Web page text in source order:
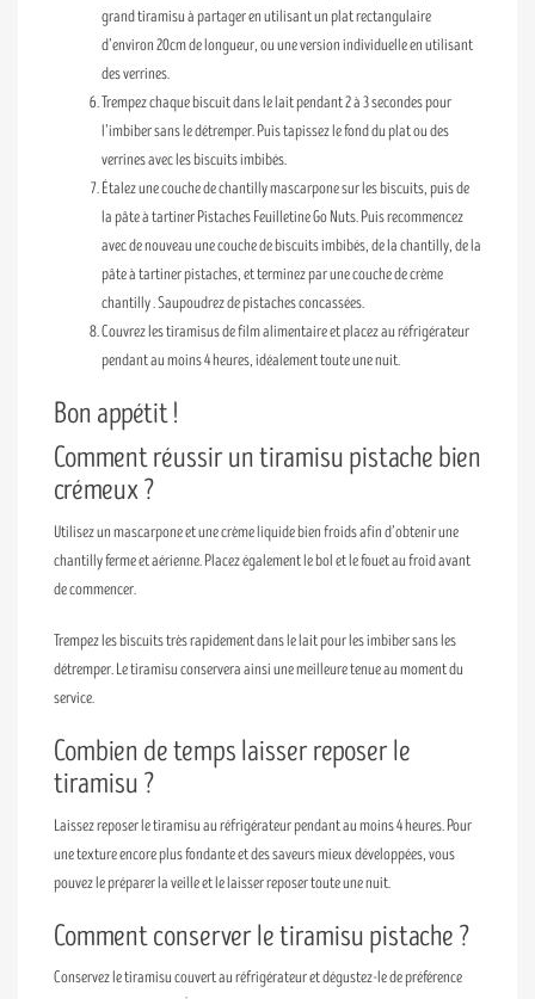
grand tiramisu à partager en utilisant un plat rectangulaire
d’environ 20cm de longueur, ou une version individuelle en utilisant
des verrines.
Trempez chaque biscuit dans le lait pendant 2 à 3 secondes pour
l’imbiber sans le détremper. Puis tapissez le fond du plat ou des
verrines avec les biscuits imbibés.
Étalez une couche de chantilly mascarpone sur les biscuits, puis de
la pâte à tartiner Pistaches Feuilletine Go Nuts. Puis recommencez
avec de nouveau une couche de biscuits imbibés, de la chantilly, de la
pâte à tartiner pistaches, et terminez par une couche de crème
chantilly . Saupoudrez de pistaches concassées.
Couvrez les tiramisus de film alimentaire et placez au réfrigérateur
pendant au moins 4 heures, idéalement toute une nuit.
Bon appétit !
Comment réussir un tiramisu pistache bien
crémeux ?
Utilisez un mascarpone et une crème liquide bien froids afin d’obtenir une
chantilly ferme et aérienne. Placez également le bol et le fouet au froid avant
de commencer.
Trempez les biscuits très rapidement dans le lait pour les imbiber sans les
détremper. Le tiramisu conservera ainsi une meilleure tenue au moment du
service.
Combien de temps laisser reposer le
tiramisu ?
Laissez reposer le tiramisu au réfrigérateur pendant au moins 4 heures. Pour
une texture encore plus fondante et des saveurs mieux développées, vous
pouvez le préparer la veille et le laisser reposer toute une nuit.
Comment conserver le tiramisu pistache ?
Conservez le tiramisu couvert au réfrigérateur et dégustez-le de préférence